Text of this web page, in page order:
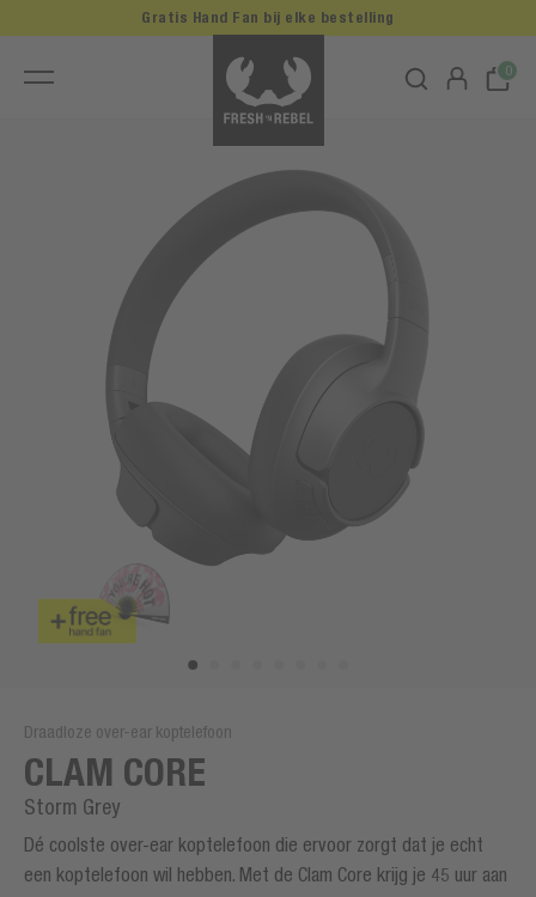
0
Gratis Hand Fan bij elke bestelling
Draadloze over-ear koptelefoon
CLAM CORE
Storm Grey
Dé coolste over-ear koptelefoon die ervoor zorgt dat je echt
een koptelefoon wil hebben. Met de Clam Core krijg je 45 uur aan